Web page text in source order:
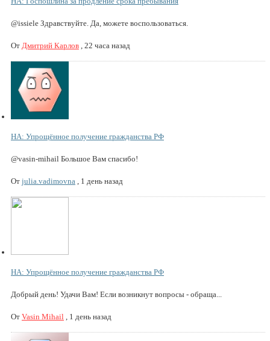
@issiele Здравствуйте. Да, можете воспользоваться.
От Дмитрий Карлов , 22 часа назад
НА: Упрощённое получение гражданства РФ
@vasin-mihail Большое Вам спасибо!
От julia.vadimovna , 1 день назад
НА: Упрощённое получение гражданства РФ
Добрый день! Удачи Вам! Если возникнут вопросы - обраща...
От Vasin Mihail , 1 день назад